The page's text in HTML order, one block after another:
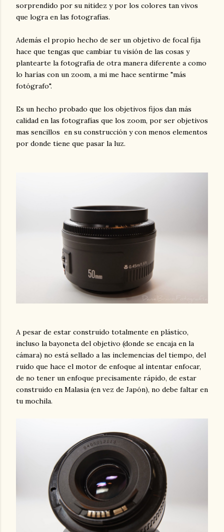
sorprendido por su nitidez y por los colores tan vivos
que logra en las fotografías.
Además el propio hecho de ser un objetivo de focal fija
hace que tengas que cambiar tu visión de las cosas y
plantearte la fotografía de otra manera diferente a como
lo harías con un zoom, a mi me hace sentirme "más
fotógrafo".
Es un hecho probado que los objetivos fijos dan más
calidad en las fotografías que los zoom, por ser objetivos
mas sencillos en su construcción y con menos elementos
por donde tiene que pasar la luz.
A pesar de estar construido totalmente en plástico,
incluso la bayoneta del objetivo (donde se encaja en la
cámara) no está sellado a las inclemencias del tiempo, del
ruido que hace el motor de enfoque al intentar enfocar,
de no tener un enfoque precisamente rápido, de estar
construido en Malasia (en vez de Japón), no debe faltar en
tu mochila.